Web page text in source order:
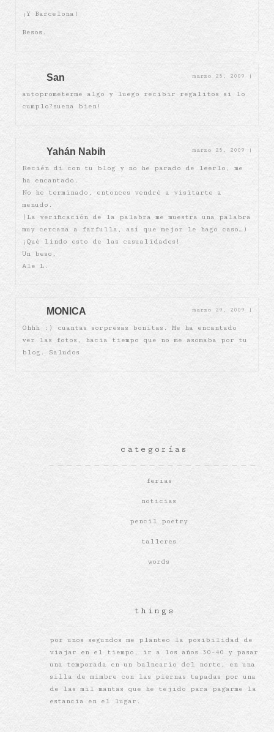
¡Y Barcelona!
Besos.
San marzo 25, 2009 |
autoprometerme algo y luego recibir regalitos si lo
cumplo?suena bien!
Yahán Nabih marzo 25, 2009 |
Recién di con tu blog y no he parado de leerlo, me
ha encantado.
No he terminado, entonces vendré a visitarte a
menudo.
(La verificación de la palabra me muestra una palabra
muy cercana a farfulla, así que mejor le hago caso…)
¡Qué lindo esto de las casualidades!
Un beso,
Ale L.
MONICA marzo 29, 2009 |
Ohhh :) cuantas sorpresas bonitas. Me ha encantado
ver las fotos, hacia tiempo que no me asomaba por tu
blog. Saludos
categorías
ferias
noticias
pencil poetry
talleres
words
things
por unos segundos me planteo la posibilidad de
viajar en el tiempo, ir a los años 30-40 y pasar
una temporada en un balneario del norte, en una
silla de mimbre con las piernas tapadas por una
de las mil mantas que he tejido para pagarme la
estancia en el lugar.